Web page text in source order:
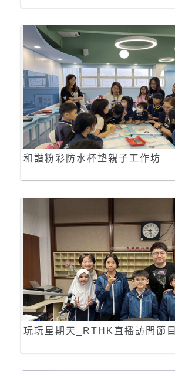
和諧粉彩防水杯墊親子工作坊
玩玩星期天_RTHK直播訪問節目